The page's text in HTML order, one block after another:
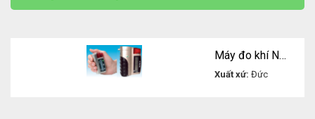
Máy đo khí NH3 đơn cầm tay Micro IV
Xuất xứ:Đức